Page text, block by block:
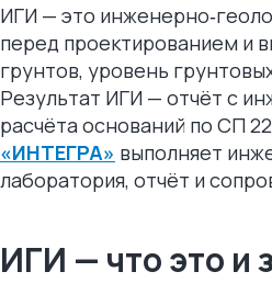
ИГИ — это
перед проектированием и
грунтов, уровень
Результат ИГИ — отчёт с
расчёта оснований по СП
«ИНТЕГРА» выполняет
лаборатория, отчёт и
ИГИ — что это и